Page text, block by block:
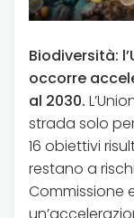
Biodiversità:
occorre
al 2030.
strada solo
16 obiettivi
restano a
Commissione